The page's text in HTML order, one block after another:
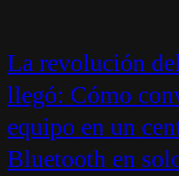
La revolución
llegó: Cómo
equipo en un
Bluetooth en